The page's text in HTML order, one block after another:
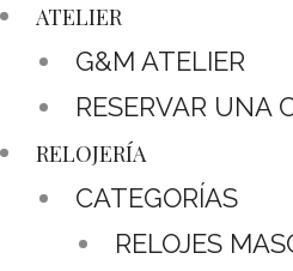
ATELIER
G&M ATELIER
RESERVAR UNA
RELOJERÍA
CATEGORÍAS
RELOJES